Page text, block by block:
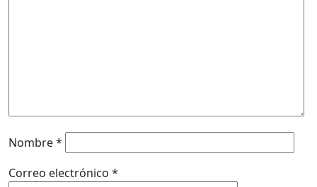
Nombre*
Correo electrónico *